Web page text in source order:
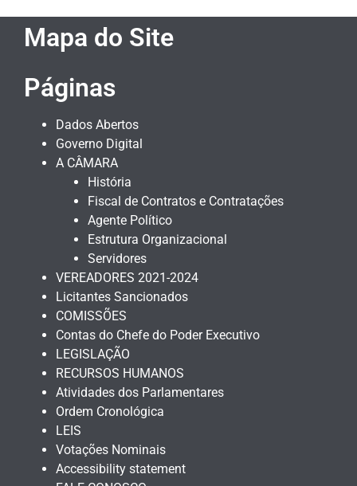
Mapa do Site
Páginas
Dados Abertos
Governo Digital
A CÂMARA
História
Fiscal de Contratos e Contratações
Agente Político
Estrutura Organizacional
Servidores
VEREADORES 2021-2024
Licitantes Sancionados
COMISSÕES
Contas do Chefe do Poder Executivo
LEGISLAÇÃO
RECURSOS HUMANOS
Atividades dos Parlamentares
Ordem Cronológica
LEIS
Votações Nominais
Accessibility statement